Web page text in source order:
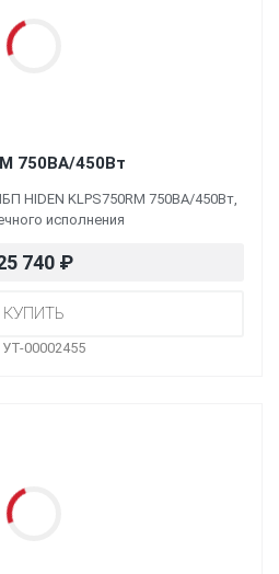
750ВА/450Вт
HIDEN KLPS750RM 750ВА/450Вт,
исполнения
740 ₽
УТ-00002455